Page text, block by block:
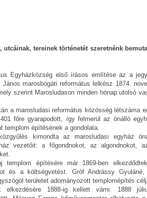
tereinek történetét szeretnénk
Egyházközség első írásos említése az a
marosbogáti református lelkész 1874.
szerint Marosludason minden hónap utolsó
a marosludasi református közösség létszáma
főre gyarapodott, így felmerül az önálló
templom építésének a gondolata.
kimondta az marosludasi egyház
vezetőit: a főgondnokot, az algondnokot,
építésére már 1869-ben
és a költségvetést. Gróf Andrássy Gyuláné,
területet adományozott templomépítés
elkezdésére 1888-ig kellett várni. 1888